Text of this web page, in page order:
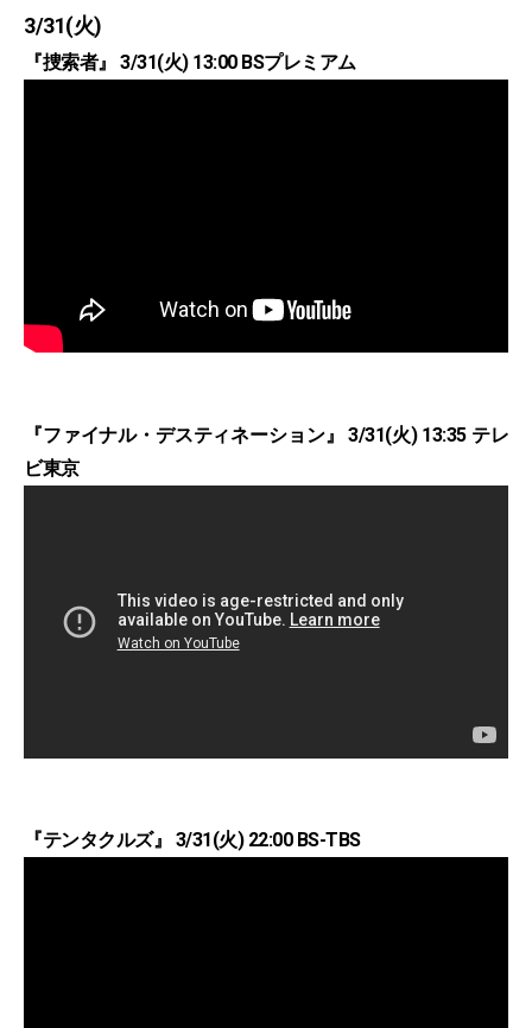
3/31(火)
『捜索者』 3/31(火) 13:00 BSプレミアム
『ファイナル・デスティネーション』 3/31(火) 13:35 テレ
ビ東京
『テンタクルズ』 3/31(火) 22:00 BS-TBS